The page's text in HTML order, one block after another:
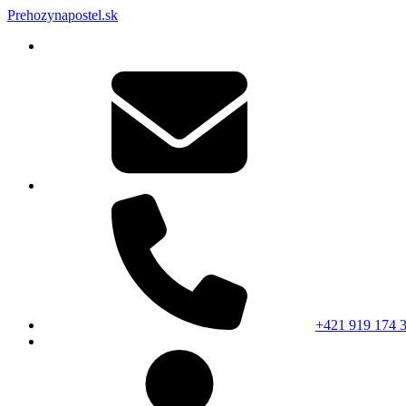
Prehozynapostel.sk
+421 919 174